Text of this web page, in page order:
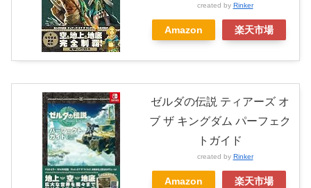
created by Rinker
Amazon 楽天市場
ゼルダの伝説 ティアーズ オ
ブ ザ キングダム パーフェク
トガイド
created by Rinker
Amazon 楽天市場